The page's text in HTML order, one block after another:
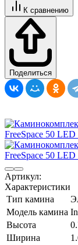
К сравнению
Поделиться
Артикул:
Характеристики
Тип камина
Модель камина
Высота
Ширина